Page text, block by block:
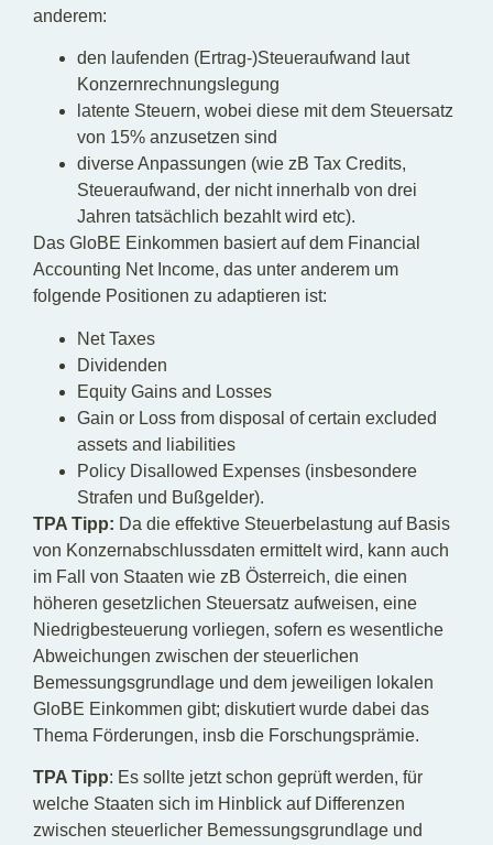
anderem:
den laufenden (Ertrag-)Steueraufwand laut
Konzernrechnungslegung
latente Steuern, wobei diese mit dem Steuersatz
von 15% anzusetzen sind
diverse Anpassungen (wie zB Tax Credits,
Steueraufwand, der nicht innerhalb von drei
Jahren tatsächlich bezahlt wird etc).
Das GloBE Einkommen basiert auf dem Financial
Accounting Net Income, das unter anderem um
folgende Positionen zu adaptieren ist:
Net Taxes
Dividenden
Equity Gains and Losses
Gain or Loss from disposal of certain excluded
assets and liabilities
Policy Disallowed Expenses (insbesondere
Strafen und Bußgelder).
TPA Tipp: Da die effektive Steuerbelastung auf Basis
von Konzernabschlussdaten ermittelt wird, kann auch
im Fall von Staaten wie zB Österreich, die einen
höheren gesetzlichen Steuersatz aufweisen, eine
Niedrigbesteuerung vorliegen, sofern es wesentliche
Abweichungen zwischen der steuerlichen
Bemessungsgrundlage und dem jeweiligen lokalen
GloBE Einkommen gibt; diskutiert wurde dabei das
Thema Förderungen, insb die Forschungsprämie.
TPA Tipp: Es sollte jetzt schon geprüft werden, für
welche Staaten sich im Hinblick auf Differenzen
zwischen steuerlicher Bemessungsgrundlage und